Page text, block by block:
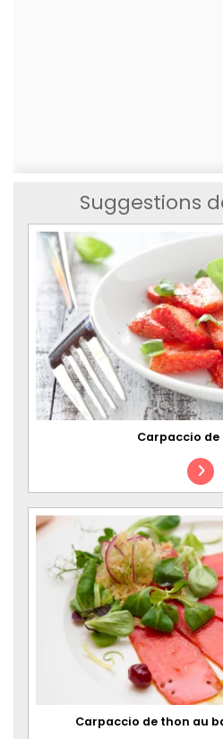
Suggestions
Carpaccio de
Carpaccio de thon au